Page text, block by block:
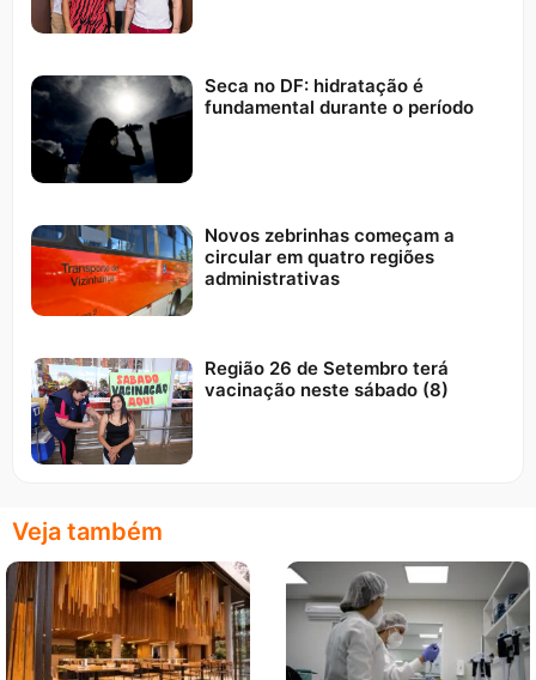
Seca no DF: hidratação é
fundamental durante o período
Novos zebrinhas começam a
circular em quatro regiões
administrativas
Região 26 de Setembro terá
vacinação neste sábado (8)
Veja também